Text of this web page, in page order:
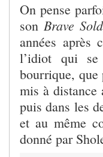
On pense
sonBrave
années
l’idiot qui
bourrique,
mis à
puis dans les
et au même
donné par